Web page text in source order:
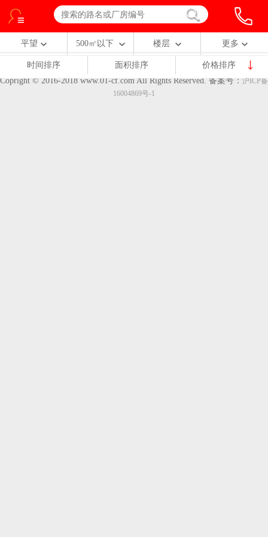
平望 500㎡以下 楼层 更多
时间排序 面积排序
价格排序
Copright © 2016-2018 www.01-cf.com All Rights Reserved. 备案号： 沪ICP备
16004869号-1